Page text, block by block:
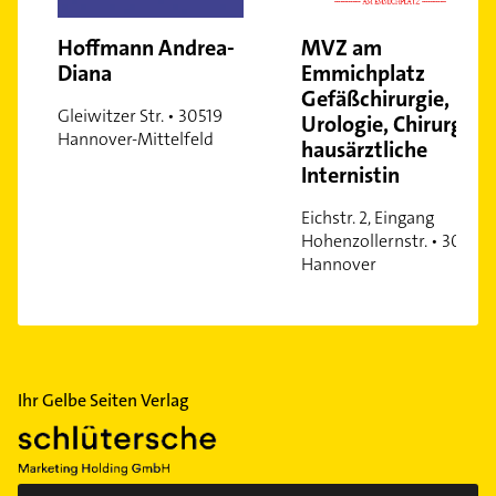
Wülferode
Waldheim
Wettbergen
Zoo
Hoffmann Andrea-
Diana
Gleiwitzer Str. • 30519
Hannover-Mittelfeld
MVZ am
Emmichplatz
Gefäßchirurgie,
Urologie, Chirurgie,
hausärztliche
Internistin
Eichstr. 2, Eingang
Hohenzollernstr. • 30161
Hannover
Ihr Gelbe Seiten Verlag